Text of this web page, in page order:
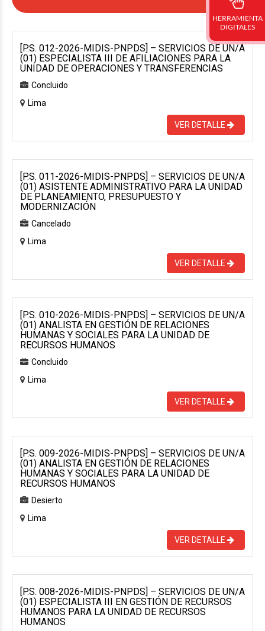
[P.S. 012-2026-MIDIS-PNPDS] – SERVICIOS DE UN/A
(01) ESPECIALISTA III DE AFILIACIONES PARA LA
UNIDAD DE OPERACIONES Y TRANSFERENCIAS
Concluido
Lima
VER DETALLE
[P.S. 011-2026-MIDIS-PNPDS] – SERVICIOS DE UN/A
(01) ASISTENTE ADMINISTRATIVO PARA LA UNIDAD
DE PLANEAMIENTO, PRESUPUESTO Y
MODERNIZACIÓN
Cancelado
Lima
VER DETALLE
[P.S. 010-2026-MIDIS-PNPDS] – SERVICIOS DE UN/A
(01) ANALISTA EN GESTIÓN DE RELACIONES
HUMANAS Y SOCIALES PARA LA UNIDAD DE
RECURSOS HUMANOS
Concluido
Lima
VER DETALLE
[P.S. 009-2026-MIDIS-PNPDS] – SERVICIOS DE UN/A
(01) ANALISTA EN GESTIÓN DE RELACIONES
HUMANAS Y SOCIALES PARA LA UNIDAD DE
RECURSOS HUMANOS
Desierto
Lima
VER DETALLE
[P.S. 008-2026-MIDIS-PNPDS] – SERVICIOS DE UN/A
(01) ESPECIALISTA III EN GESTIÓN DE RECURSOS
HUMANOS PARA LA UNIDAD DE RECURSOS
HUMANOS
HERRAMIENTA
DIGITALES